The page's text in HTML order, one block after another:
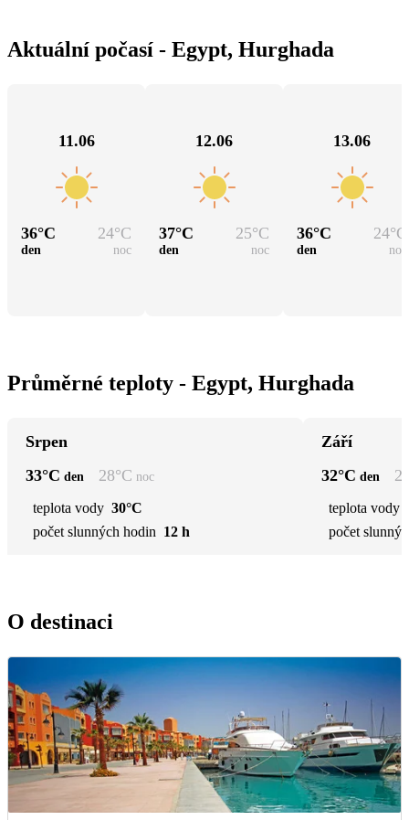
Aktuální počasí - Egypt, Hurghada
11.06
36°C 24°C
den noc
12.06
37°C 25°C
den noc
13.06
36°C 24°C
den noc
Průměrné teploty - Egypt, Hurghada
Srpen
33°C den 28°C noc
teplota vody 30°C
počet slunných hodin 12 h
Září
32°C den
teplota vody
počet
O destinaci